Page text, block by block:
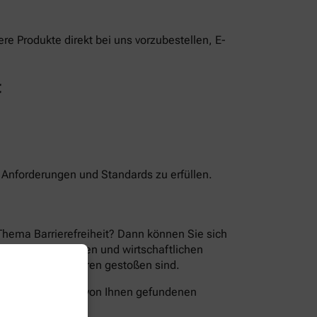
Produkte direkt bei uns vorzubestellen, E-
und Standards zu erfüllen.
Barrierefreiheit? Dann können Sie sich
der technischen und wirtschaftlichen
Sie auf Barrieren gestoßen sind.
Wege die von Ihnen gefundenen